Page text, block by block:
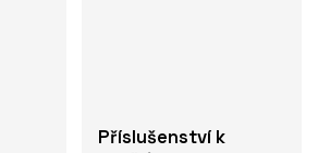
Příslušenství k